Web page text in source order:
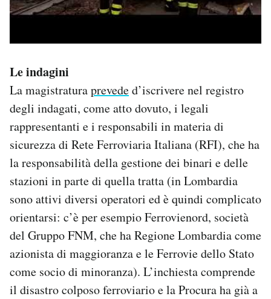
Le indagini
La magistraturapreveded’iscrivere nel registro
degli indagati, come atto dovuto, i legali
rappresentanti e i responsabili in materia di
sicurezza di Rete Ferroviaria Italiana (RFI), che ha
la responsabilità della gestione dei binari e delle
stazioni in parte di quella tratta (in Lombardia
sono attivi diversi operatori ed è quindi complicato
orientarsi: c’è per esempio Ferrovienord, società
del Gruppo FNM, che ha Regione Lombardia come
azionista di maggioranza e le Ferrovie dello Stato
come socio di minoranza). L’inchiesta comprende
il disastro colposo ferroviario e la Procura ha già a